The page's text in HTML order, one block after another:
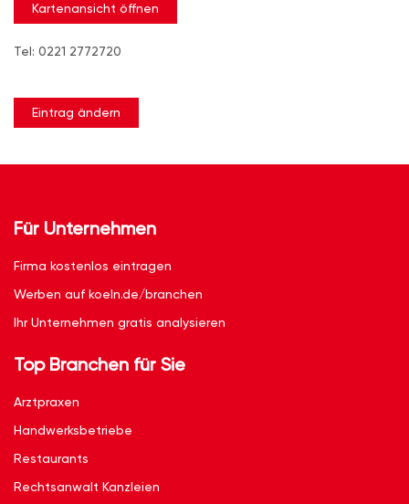
Kartenansicht öffnen
Tel: 0221 2772720
Eintrag ändern
Für Unternehmen
Firma kostenlos eintragen
Werben auf koeln.de/branchen
Ihr Unternehmen gratis analysieren
Top Branchen für Sie
Arztpraxen
Handwerksbetriebe
Restaurants
Rechtsanwalt Kanzleien